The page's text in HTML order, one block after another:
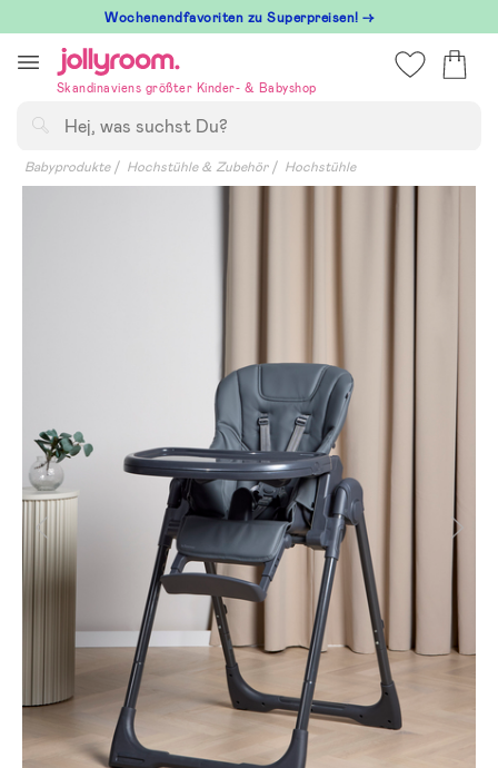
till
innehållet
Wochenendfavoriten zu Superpreisen! →
Skandinaviens größter Kinder- & Babyshop
Babyprodukte Hochstühle & Zubehör Hochstühle